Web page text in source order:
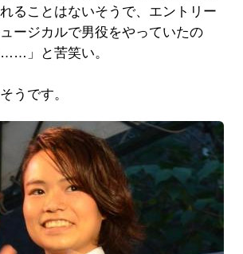
ることはないそうで、エントリー
ージカルで男役をやっていたの
」と苦笑い。
うです。